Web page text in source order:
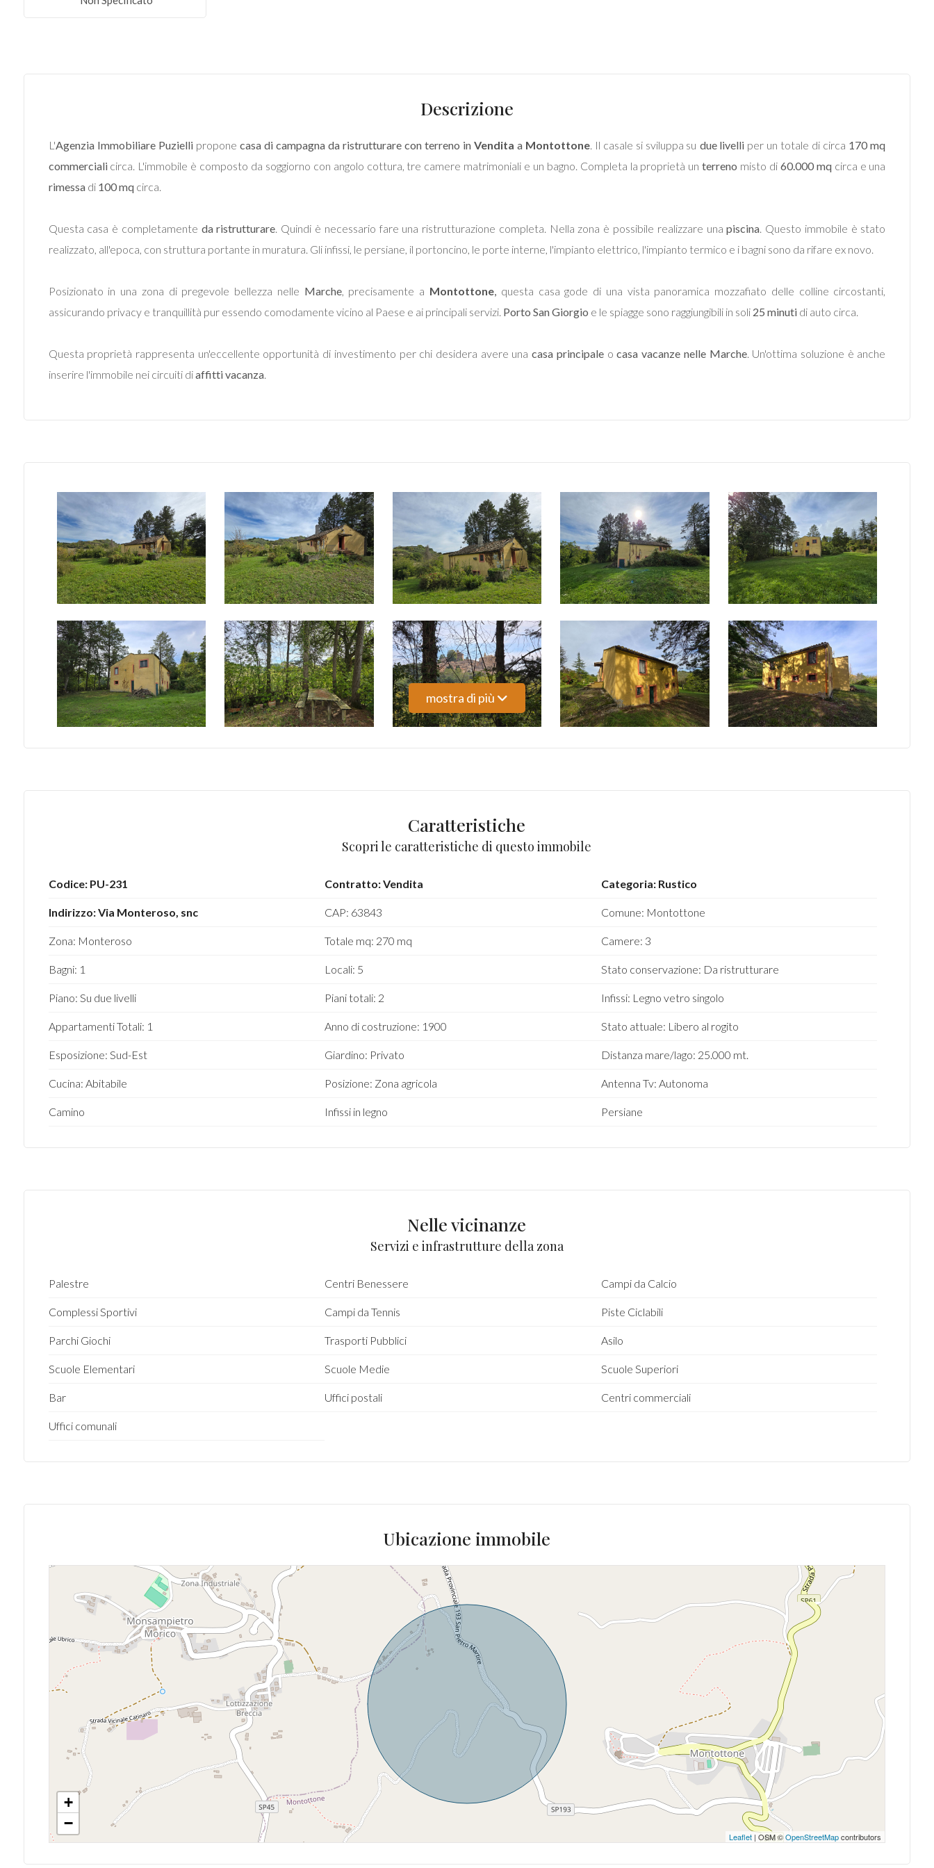
Descrizione
L'Agenzia Immobiliare Puzielli propone casa di campagna da ristrutturare con terreno in Vendita a Montottone. Il casale si sviluppa su due livelli per un totale di circa 170 mq
commerciali circa. L'immobile è composto da soggiorno con angolo cottura, tre camere matrimoniali e un bagno. Completa la proprietà unterreno misto di 60.000 mqcirca e una
rimessa di 100 mqcirca.
Questa casa è completamente da ristrutturare. Quindi è necessario fare una ristrutturazione completa. Nella zona è possibile realizzare unapiscina. Questo immobile è stato
realizzato, all'epoca, con struttura portante in muratura. Gli infissi, le persiane, il portoncino, le porte interne, l'impianto elettrico, l'impianto termico e i bagni sono da rifare ex novo.
Posizionato in una zona di pregevole bellezza nelle Marche, precisamente a Montottone, questa casa gode di una vista panoramica mozzafiato delle colline circostanti,
assicurando privacy e tranquillità pur essendo comodamente vicino al Paese e ai principali servizi. Porto San Giorgio e le spiagge sono raggiungibili in soli 25 minutidi auto circa.
Questa proprietà rappresenta un'eccellente opportunità di investimento per chi desidera avere unacasa principaleocasa vacanze nelle Marche. Un'ottima soluzione è anche
inserire l'immobile nei circuiti diaffitti vacanza.
mostra di più
Caratteristiche
Scopri le caratteristiche di questo immobile
Codice: PU-231 Contratto: Vendita Categoria: Rustico
Indirizzo: Via Monteroso, snc CAP: 63843 Comune: Montottone
Zona: Monteroso Totale mq: 270 mq Camere: 3
Bagni: 1 Locali: 5 Stato conservazione: Da ristrutturare
Piano: Su due livelli Piani totali: 2 Infissi: Legno vetro singolo
Appartamenti Totali: 1 Anno di costruzione: 1900 Stato attuale: Libero al rogito
Esposizione: Sud-Est Giardino: Privato Distanza mare/lago: 25.000 mt.
Cucina: Abitabile Posizione: Zona agricola Antenna Tv: Autonoma
Camino Infissi in legno Persiane
Nelle vicinanze
Servizi e infrastrutture della zona
Palestre Centri Benessere Campi da Calcio
Complessi Sportivi Campi da Tennis Piste Ciclabili
Parchi Giochi Trasporti Pubblici Asilo
Scuole Elementari Scuole Medie Scuole Superiori
Bar Uffici postali Centri commerciali
Uffici comunali
Ubicazione immobile
+
−
Leaflet | OSM ©OpenStreetMapcontributors
Totale
Camere
minime
Posto auto/Box
Balcone/Terrazzo
Ascensore
Arredato
Nuova costruzione